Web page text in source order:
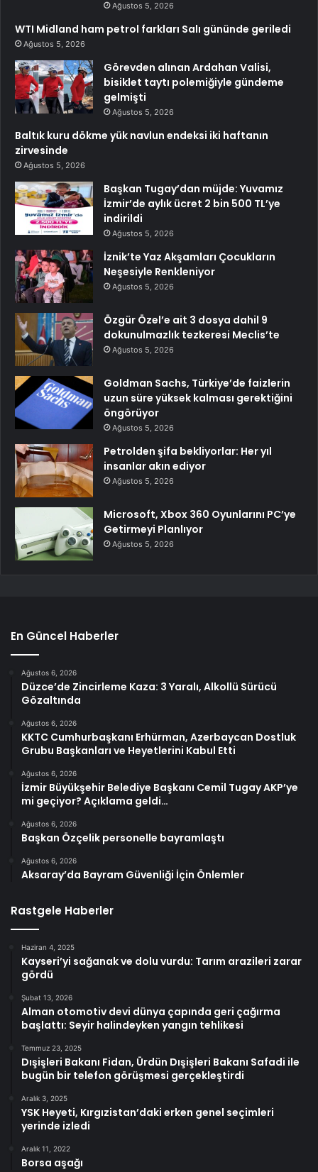
Ağustos 5, 2026
WTI Midland ham petrol farkları Salı gününde geriledi
Ağustos 5, 2026
Görevden alınan Ardahan Valisi,
bisiklet taytı polemiğiyle gündeme
gelmişti
Ağustos 5, 2026
Baltık kuru dökme yük navlun endeksi iki haftanın
zirvesinde
Ağustos 5, 2026
Başkan Tugay’dan müjde: Yuvamız
İzmir’de aylık ücret 2 bin 500 TL’ye
indirildi
Ağustos 5, 2026
İznik’te Yaz Akşamları Çocukların
Neşesiyle Renkleniyor
Ağustos 5, 2026
Özgür Özel’e ait 3 dosya dahil 9
dokunulmazlık tezkeresi Meclis’te
Ağustos 5, 2026
Goldman Sachs, Türkiye’de faizlerin
uzun süre yüksek kalması gerektiğini
öngörüyor
Ağustos 5, 2026
Petrolden şifa bekliyorlar: Her yıl
insanlar akın ediyor
Ağustos 5, 2026
Microsoft, Xbox 360 Oyunlarını PC’ye
Getirmeyi Planlıyor
Ağustos 5, 2026
En Güncel Haberler
Ağustos 6, 2026
Düzce’de Zincirleme Kaza: 3 Yaralı, Alkollü Sürücü
Gözaltında
Ağustos 6, 2026
KKTC Cumhurbaşkanı Erhürman, Azerbaycan Dostluk
Grubu Başkanları ve Heyetlerini Kabul Etti
Ağustos 6, 2026
İzmir Büyükşehir Belediye Başkanı Cemil Tugay AKP’ye
mi geçiyor? Açıklama geldi…
Ağustos 6, 2026
Başkan Özçelik personelle bayramlaştı
Ağustos 6, 2026
Aksaray’da Bayram Güvenliği İçin Önlemler
Rastgele Haberler
Haziran 4, 2025
Kayseri’yi sağanak ve dolu vurdu: Tarım arazileri zarar
gördü
Şubat 13, 2026
Alman otomotiv devi dünya çapında geri çağırma
başlattı: Seyir halindeyken yangın tehlikesi
Temmuz 23, 2025
Dışişleri Bakanı Fidan, Ürdün Dışişleri Bakanı Safadi ile
bugün bir telefon görüşmesi gerçekleştirdi
Aralık 3, 2025
YSK Heyeti, Kırgızistan’daki erken genel seçimleri
yerinde izledi
Aralık 11, 2022
Borsa aşağı